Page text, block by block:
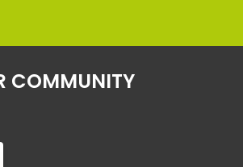
COMMUNITY